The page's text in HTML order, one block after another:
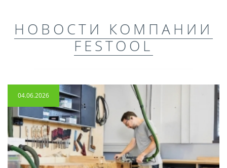
НОВОСТИ КОМПАНИИ
FESTOOL
04.06.2026